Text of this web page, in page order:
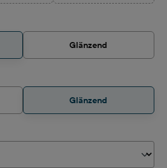
Glänzend
Glänzend